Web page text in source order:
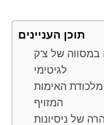
תוכן העניינים
של צ'ק
לגיטימי
האימות
המזויף
של ניסיונות